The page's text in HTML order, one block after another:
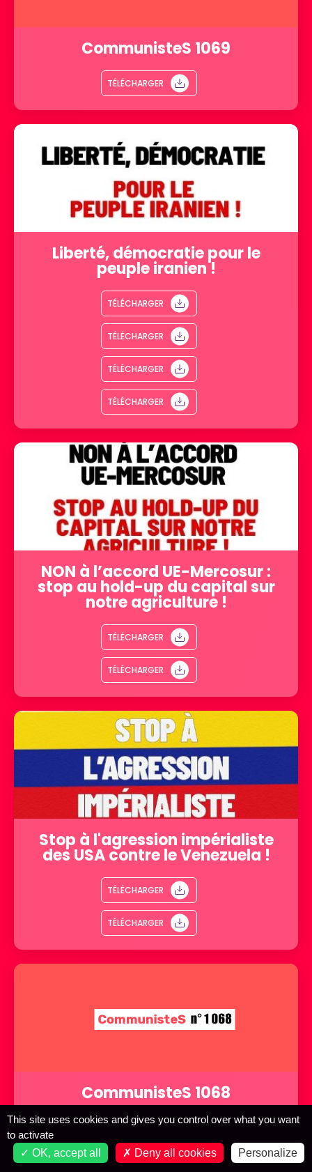
CommunisteS 1069
TÉLÉCHARGER
Liberté, démocratie pour le
peuple iranien !
TÉLÉCHARGER
TÉLÉCHARGER
TÉLÉCHARGER
TÉLÉCHARGER
NON à l’accord UE-Mercosur :
stop au hold-up du capital sur
notre agriculture !
TÉLÉCHARGER
TÉLÉCHARGER
Stop à l'agression impérialiste
des USA contre le Venezuela !
TÉLÉCHARGER
TÉLÉCHARGER
CommunisteS 1068
TÉLÉCHARGER
This site uses cookies and gives you control over what you want
to activate
OK, accept all
Deny all cookies Personalize